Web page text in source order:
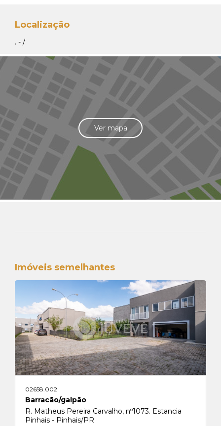
Localização
. - /
Ver mapa
Imóveis semelhantes
02658.002
Barracão/galpão
R. Matheus Pereira Carvalho, nº1073. Estancia
Pinhais - Pinhais/PR